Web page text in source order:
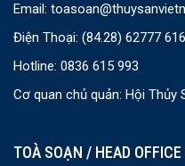
Email:
Điện Thoại: (84.28) 62777 616
Hotline: 0836 615 993
Cơ quan chủ quản: Hội Thủy
TOÀ SOẠN / HEAD OFFICE